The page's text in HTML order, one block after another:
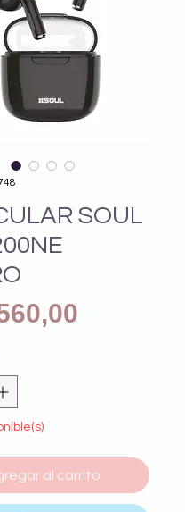
SOUL
al carrito